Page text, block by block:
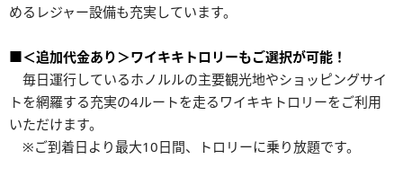
めるレジャー設備も充実しています。
■＜追加代金あり＞ワイキキトロリーもご選択が可能！
毎日運行しているホノルルの主要観光地やショッピングサイ
トを網羅する充実の4ルートを走るワイキキトロリーをご利用
いただけます。
※ご到着日より最大10日間、トロリーに乗り放題です。